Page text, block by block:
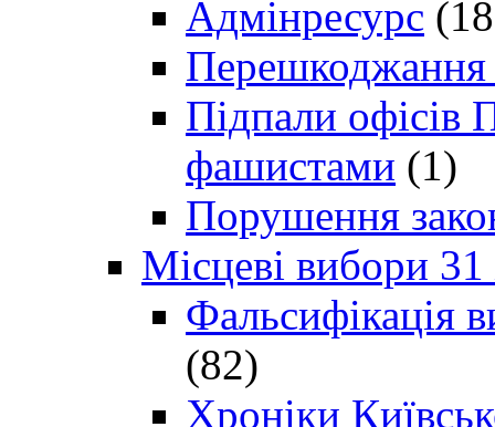
Адмінресурс
Перешкоджання
Підпали офісів
фашистами (1)
Порушення
Місцеві вибори
Фальсифікація
(82)
Хроніки